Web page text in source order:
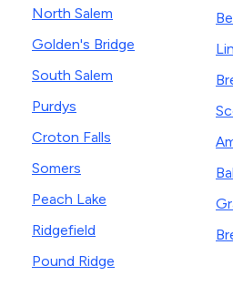
North Salem
Golden's Bridge
South Salem
Purdys
Croton Falls
Somers
Peach Lake
Ridgefield
Pound Ridge